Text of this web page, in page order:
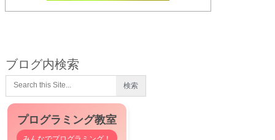
ブログ内検索
プログラミング教室
みんなでプログラミング！